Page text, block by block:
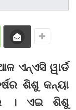
ଏନ୍‌ଏସି ୱାର୍ଡ
ଶିଶୁ କନ୍ୟା
। ଏଇ ଶିଶୁ